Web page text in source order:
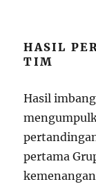
HASIL
TIM
Hasil
pertama